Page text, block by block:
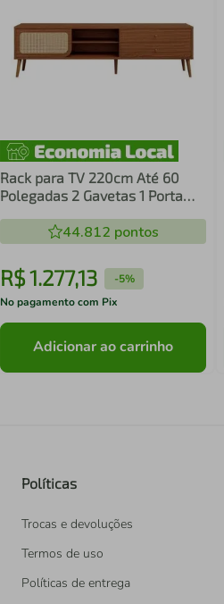
Rack para TV 220cm Até 60
Polegadas 2 Gavetas 1 Porta
44.812 pontos
R$1.277,13 -5%
No pagamento com Pix
Adicionar ao carrinho
Políticas
Trocas e devoluções
Termos de uso
Políticas de entrega